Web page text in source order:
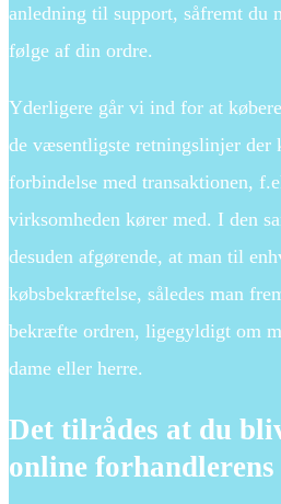
anledning til support, såfremt du
følge af din ordre.
Yderligere går vi ind for at
de væsentligste retningslinjer der
forbindelse med transaktionen,
virksomheden kører med. I den
desuden afgørende, at man til
købsbekræftelse, således man
bekræfte ordren, ligegyldigt om
dame eller herre.
Det tilrådes at du
online forhandlerens